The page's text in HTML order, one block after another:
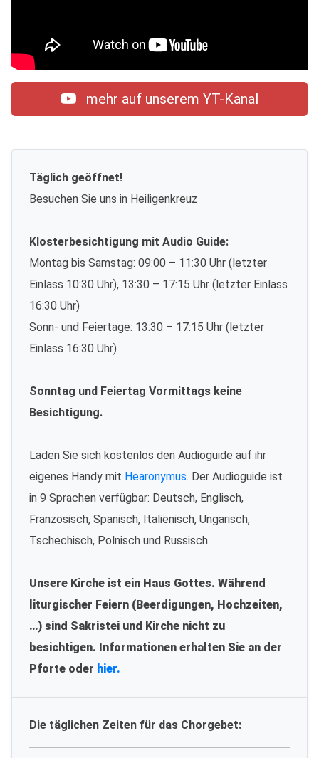
mehr auf unserem YT-Kanal
Täglich geöffnet!
Besuchen Sie uns in Heiligenkreuz
Klosterbesichtigung mit Audio Guide:
Montag bis Samstag: 09:00 – 11:30 Uhr (letzter
Einlass 10:30 Uhr), 13:30 – 17:15 Uhr (letzter Einlass
16:30 Uhr)
Sonn- und Feiertage: 13:30 – 17:15 Uhr (letzter
Einlass 16:30 Uhr)
Sonntag und Feiertag Vormittags keine
Besichtigung.
Laden Sie sich kostenlos den Audioguide auf ihr
eigenes Handy mit Hearonymus. Der Audioguide ist
in 9 Sprachen verfügbar: Deutsch, Englisch,
Französisch, Spanisch, Italienisch, Ungarisch,
Tschechisch, Polnisch und Russisch.
Unsere Kirche ist ein Haus Gottes. Während
liturgischer Feiern (Beerdigungen, Hochzeiten,
…) sind Sakristei und Kirche nicht zu
besichtigen. Informationen erhalten Sie an der
Pforte oder hier.
Die täglichen Zeiten für das Chorgebet: